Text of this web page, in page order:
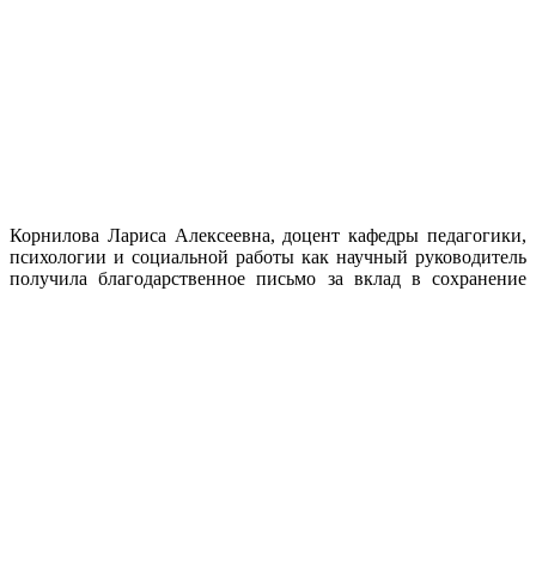
Корнилова Лариса Алексеевна, доцент кафедры педагогики,
психологии и социальной работы как научный руководитель
получила благодарственное письмо за вклад в сохранение